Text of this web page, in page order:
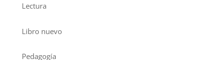
Lectura
Libro nuevo
Pedagogía